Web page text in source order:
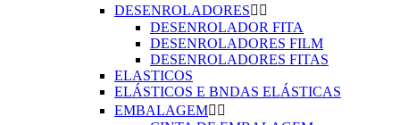
DESENROLADORES 
DESENROLADOR FITA
DESENROLADORES FILM
DESENROLADORES FITAS
ELASTICOS
ELÁSTICOS E BNDAS ELÁSTICAS
EMBALAGEM 